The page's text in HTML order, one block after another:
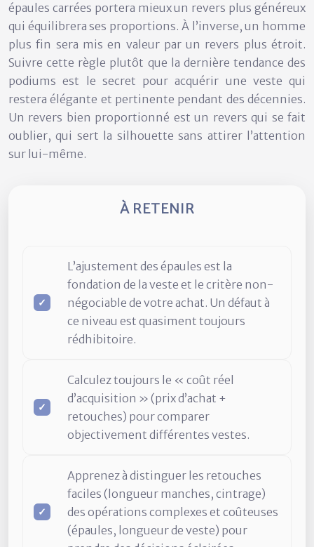
épaules carrées portera mieux un revers plus généreux
qui équilibrera ses proportions. À l’inverse, un homme
plus fin sera mis en valeur par un revers plus étroit.
Suivre cette règle plutôt que la dernière tendance des
podiums est le secret pour acquérir une veste qui
restera élégante et pertinente pendant des décennies.
Un revers bien proportionné est un revers qui se fait
oublier, qui sert la silhouette sans attirer l’attention
sur lui-même.
À RETENIR
L’ajustement des épaules est la
fondation de la veste et le critère non-
négociable de votre achat. Un défaut à
ce niveau est quasiment toujours
rédhibitoire.
Calculez toujours le « coût réel
d’acquisition » (prix d’achat +
retouches) pour comparer
objectivement différentes vestes.
Apprenez à distinguer les retouches
faciles (longueur manches, cintrage)
des opérations complexes et coûteuses
(épaules, longueur de veste) pour